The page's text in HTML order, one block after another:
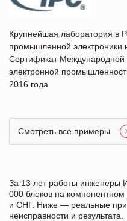
Крупнейшая лаборатория в
промышленной электроники
Сертификат Международной
электронной
2016 года
Смотреть все примеры
За 13 лет работы инженеры
000 блоков на
и СНГ. Ниже — реальные
неисправности и результата.